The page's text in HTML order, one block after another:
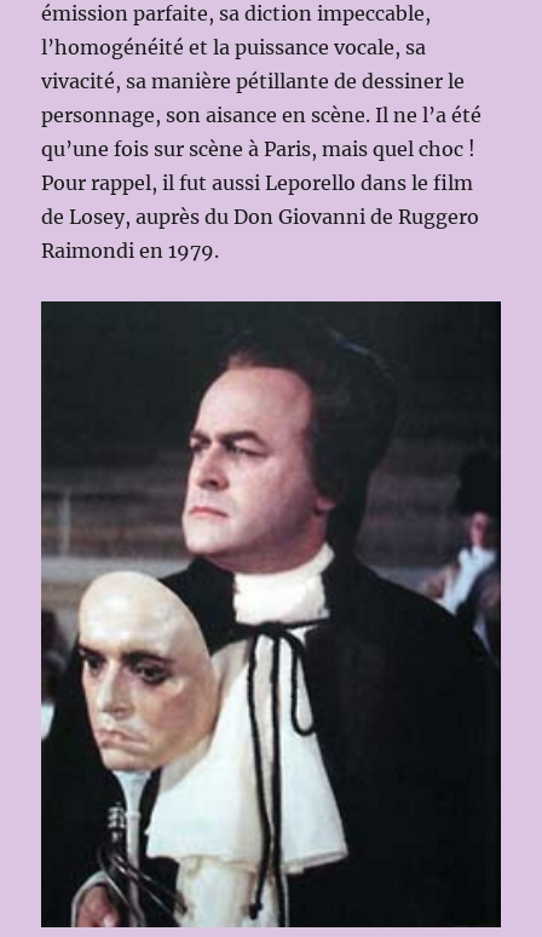
émission parfaite, sa diction impeccable,
l’homogénéité et la puissance vocale, sa
vivacité, sa manière pétillante de dessiner le
personnage, son aisance en scène. Il ne l’a été
qu’une fois sur scène à Paris, mais quel choc !
Pour rappel, il fut aussi Leporello dans le film
de Losey, auprès du Don Giovanni de Ruggero
Raimondi en 1979.